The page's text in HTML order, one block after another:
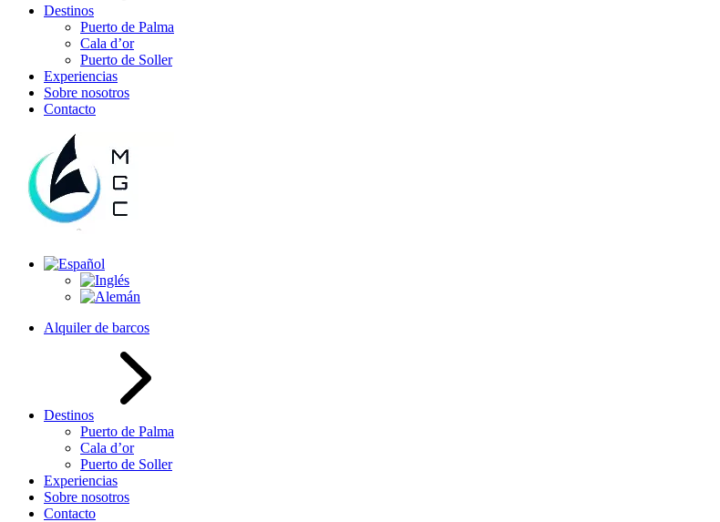
Destinos
Puerto de Palma
Cala d’or
Puerto de Soller
Experiencias
Sobre nosotros
Contacto
Alquiler de barcos
Destinos
Puerto de Palma
Cala d’or
Puerto de Soller
Experiencias
Sobre nosotros
Contacto